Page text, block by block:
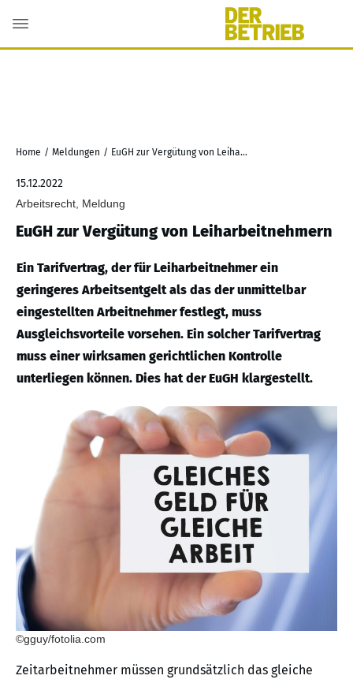
Home / Meldungen / EuGH zur Vergütung von Leiharbeitnehmern
15.12.2022
Arbeitsrecht, Meldung
EuGH zur Vergütung von Leiharbeitnehmern
Ein Tarifvertrag, der für Leiharbeitnehmer ein
geringeres Arbeitsentgelt als das der unmittelbar
eingestellten Arbeitnehmer festlegt, muss
Ausgleichsvorteile vorsehen. Ein solcher Tarifvertrag
muss einer wirksamen gerichtlichen Kontrolle
unterliegen können. Dies hat der EuGH klargestellt.
©gguy/fotolia.com
Zeitarbeitnehmer müssen grundsätzlich das gleiche